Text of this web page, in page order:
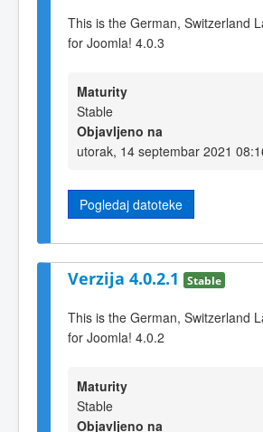
This is the German, Switzerland
for Joomla! 4.0.3
Maturity
Stable
Objavljeno na
utorak, 14 septembar 2021
Pogledaj datoteke
Verzija 4.0.2.1 Stable
This is the German, Switzerland
for Joomla! 4.0.2
Maturity
Stable
Objavljeno na